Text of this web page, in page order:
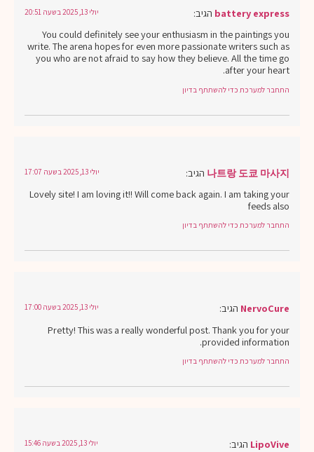
battery express הגיב: יולי 13, 2025 בשעה 20:51
You could definitely see your enthusiasm in the paintings you
write. The arena hopes for even more passionate writers such as
you who are not afraid to say how they believe. All the time go
after your heart.
התחבר למערכת כדי להשתתף בדיון
나트랑 도쿄 마사지 הגיב: יולי 13, 2025 בשעה 17:07
Lovely site! I am loving it!! Will come back again. I am taking your
feeds also
התחבר למערכת כדי להשתתף בדיון
NervoCure הגיב: יולי 13, 2025 בשעה 17:00
Pretty! This was a really wonderful post. Thank you for your
provided information.
התחבר למערכת כדי להשתתף בדיון
LipoVive הגיב: יולי 13, 2025 בשעה 15:46